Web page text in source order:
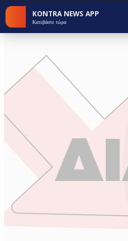
KONTRA NEWS APP
Κατεβάστε τώρα